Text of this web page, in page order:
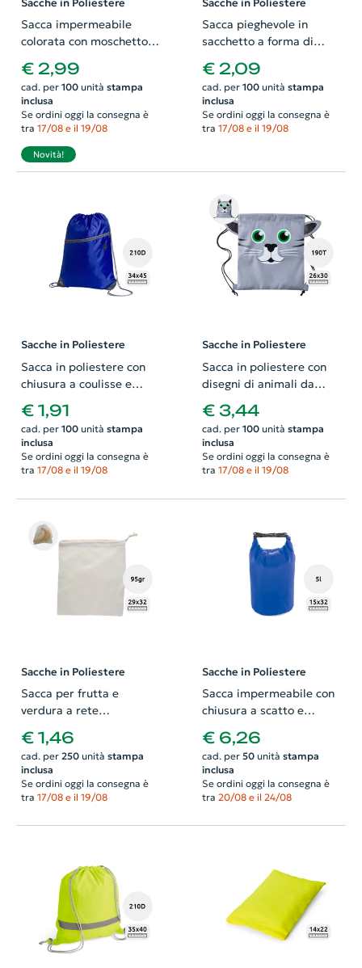
Sacche in Poliestere
Sacca impermeabile
colorata con moschettone
11x24cm
€ 2,99
cad. per 100unità stampa
inclusa
Se ordini oggi la consegna è
tra 17/08 e il 19/08
Novità!
Sacche in Poliestere
Sacca pieghevole in
sacchetto a forma di
chiusura a coulisse da
190T 26x32cm
€ 2,09
cad. per 100unità stampa
inclusa
Se ordini oggi la consegna è
tra 17/08 e il 19/08
Sacche in Poliestere
Sacca in poliestere con
chiusura a coulisse e
tasca frontale e uscita
per auricolari da 210D
34x45cm
€ 1,91
cad. per 100unità stampa
inclusa
Se ordini oggi la consegna è
tra 17/08 e il 19/08
Sacche in Poliestere
Sacca in poliestere con
disegni di animali da
190T 26x30cm
€ 3,44
cad. per 100unità stampa
inclusa
Se ordini oggi la consegna è
tra 17/08 e il 19/08
Sacche in Poliestere
Sacca per frutta e
verdura a rete
29x32cm
€ 1,46
cad. per 250unità stampa
inclusa
Se ordini oggi la consegna è
tra 17/08 e il 19/08
Sacche in Poliestere
Sacca impermeabile con
chiusura a scatto e
diametro 15cm per
altezza 32cm
€ 6,26
cad. per 50unità stampa
inclusa
Se ordini oggi la consegna è
tra 20/08 e il 24/08